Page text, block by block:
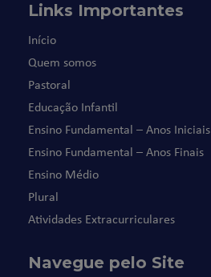
Links Importantes
Início
Quem somos
Pastoral
Educação Infantil
Ensino Fundamental – Anos Iniciais
Ensino Fundamental – Anos Finais
Ensino Médio
Plural
Atividades Extracurriculares
Navegue pelo Site